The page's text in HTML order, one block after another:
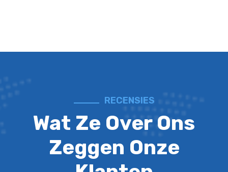
RECENSIES
Wat Ze Over Ons
Zeggen Onze